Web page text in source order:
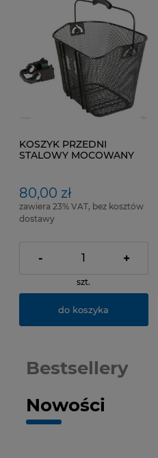
KOSZYK PRZEDNI
STALOWY MOCOWANY
31,8 mm
80,00 zł
zawiera 23% VAT, bez kosztów
dostawy
- +
szt.
do koszyka
Nowości
Bestsellery